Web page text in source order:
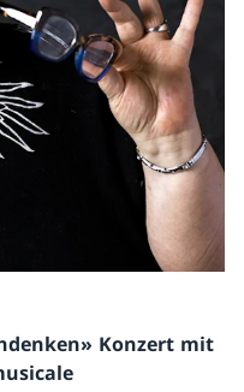
Konzert mit